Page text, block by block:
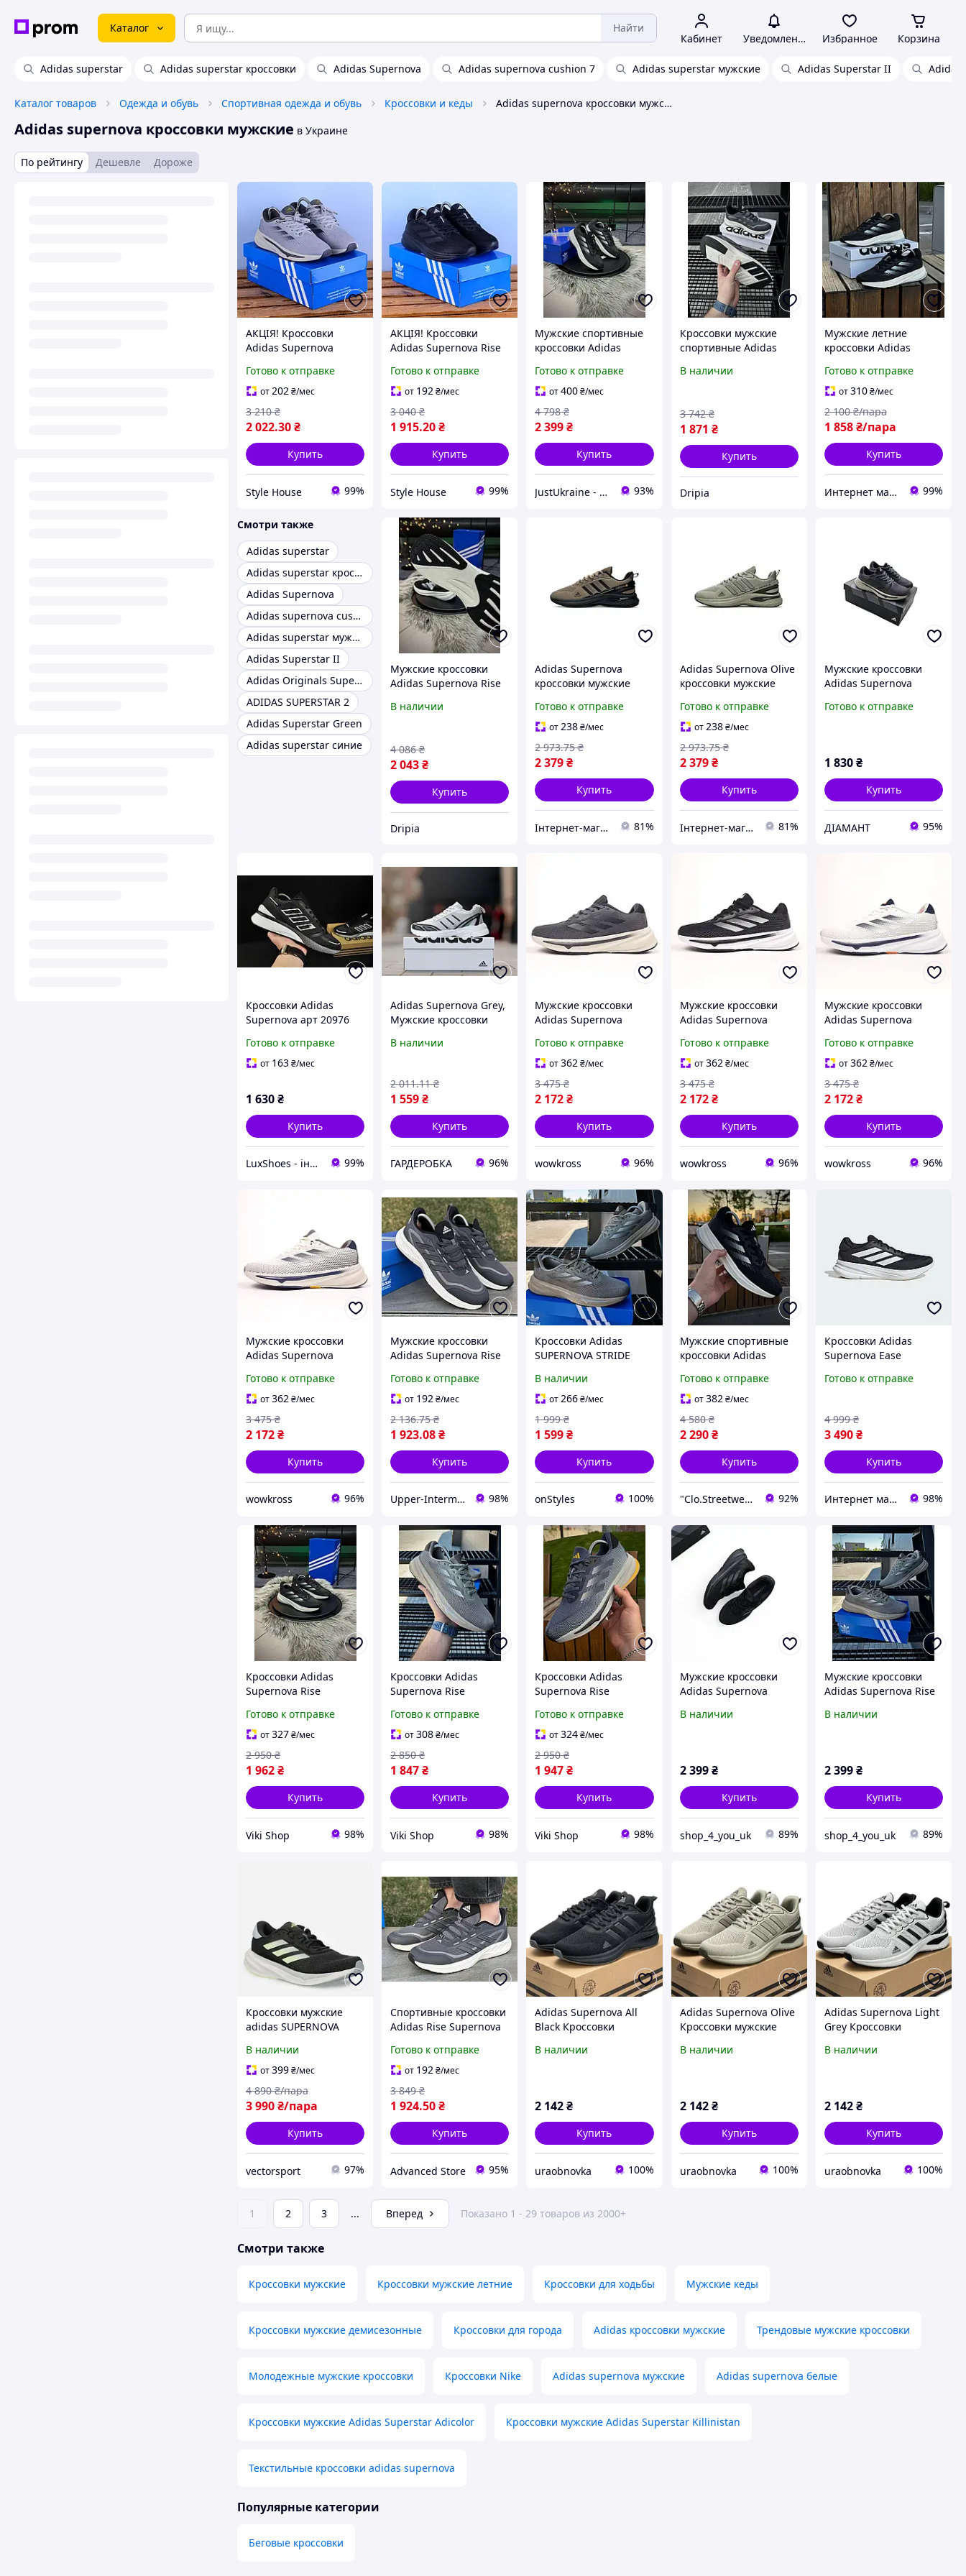
Каталог Найти
Кабинет Уведомления Избранное Корзина
Adidas superstar Adidas superstar кроссовки Adidas Supernova Adidas supernova cushion 7 Adidas superstar мужские Adidas Superstar II Adidas
Каталог товаров Одежда и обувь Спортивная одежда и обувь Кроссовки и кеды Adidas supernova кроссовки мужские
Adidas supernova кроссовки мужские в Украине
По рейтингу Дешевле Дороже
АКЦІЯ! Кроссовки
Adidas Supernova
41(26.5 см)
Готово к отправке
от202₴/мес
2 022.30₴
3 210 ₴
Купить
Style House 99%
АКЦІЯ! Кроссовки
Adidas Supernova Rise
Готово к отправке
от 192₴/мес
1 915.20₴
3 040 ₴
Купить
Style House 99%
Мужские спортивные
кроссовки Adidas
мужские кроссовки для
занятия спортом,
кроссовки для
тренировок
Готово к отправке
от400₴/мес
2 399₴
4 798 ₴
Купить
JustUkraine - интернет магазин мужской и женской обуви 93%
Кроссовки мужские
спортивные Adidas
легкие для тренировок
В наличии
1 871 ₴
3 742 ₴
Купить
Dripia
Мужские летние
кроссовки Adidas
Адидас Супернова
черно-белые сетка
текстиль дышащие
легкие лето
Готово к отправке
от310₴/мес
1 858₴/пара
2 100 ₴/пара
Купить
Интернет магазин одежды и обуви " Rare " 99%
Смотри также
Adidas superstar
Adidas superstar кроссовки
Adidas Supernova
Adidas supernova cushion 7
Adidas superstar мужские
Adidas Superstar II
Adidas Originals Superstar
ADIDAS SUPERSTAR 2
Adidas Superstar Green
Adidas superstar синие
Мужские кроссовки
Adidas Supernova Rise
обувь для бега
В наличии
2 043₴
4 086 ₴
Купить
Dripia
Adidas Supernova
кроссовки мужские
сетка размер 41 для
активного отдыха
Вьетнам
Готово к отправке
от238₴/мес
2 379₴
2 973.75 ₴
Купить
Інтернет-магазин Already Better 81%
Adidas Supernova Olive
кроссовки мужские
материал сетка размер
41 для бега в любое
время года
Готово к отправке
от238 ₴/мес
2 379 ₴
2 973.75 ₴
Купить
Інтернет-магазин Already Better 81%
Мужские кроссовки
Adidas Supernova
Готово к отправке
1 830₴
Купить
ДІАМАНТ 95%
Кроссовки Adidas
Supernova арт 20976
Готово к отправке
от 163₴/мес
1 630₴
Купить
LuxShoes - інтернет-магазин 99%
Adidas Supernova Grey,
Мужские кроссовки
кроссовки Мужские
Женская модная
пижама,
В наличии
1 559₴
2 011.11 ₴
Купить
ГАРДЕРОБКА 96%
Мужские кроссовки
Adidas Supernova
Готово к отправке
от362 ₴/мес
2 172₴
3 475 ₴
Купить
wowkross 96%
Мужские кроссовки
Adidas Supernova
41
Готово к отправке
от362 ₴/мес
2 172 ₴
3 475 ₴
Купить
wowkross 96%
Мужские кроссовки
Adidas Supernova
оранжевый 41
Готово к отправке
от362 ₴/мес
2 172₴
3 475 ₴
Купить
wowkross 96%
Мужские кроссовки
Adidas Supernova
42
Готово к отправке
от362₴/мес
2 172₴
3 475 ₴
Купить
wowkross 96%
Мужские кроссовки
Adidas Supernova Rise
подошвой, легкие
текстильные для бега и
ежедневной носки
Готово к отправке
от 192₴/мес
1 923.08₴
2 136.75 ₴
Купить
Upper-Intermediate Store 98%
Кроссовки Adidas
SUPERNOVA STRIDE
Коричневый (A3122-7
brown (41 (26,5 см))
В наличии
от266₴/мес
1 599₴
1 999 ₴
Купить
onStyles 100%
Мужские спортивные
кроссовки Adidas
беговые кроссовки,
мужские кроссовки для
спорта
Готово к отправке
от382 ₴/мес
2 290 ₴
4 580 ₴
Купить
"Clo.Streetwear" 92%
Кроссовки Adidas
Supernova Ease
мужские (Оригинал)
Готово к отправке
3 490₴
4 999 ₴
Купить
Интернет магазин спортивной обуви Shoes-Factory 98%
Кроссовки Adidas
Supernova Rise
материал
Комбинированный
сетчатый Черные с
белой подошвой
Спортивные Легкие
Весенние
Готово к отправке
от327₴/мес
1 962₴
2 950 ₴
Купить
Viki Shop 98%
Кроссовки Adidas
Supernova Rise
материал
Комбинированный
сетчатый Серые
Легкие Лето
Готово к отправке
от308₴/мес
1 847₴
2 850 ₴
Купить
Viki Shop 98%
Кроссовки Adidas
Supernova Rise
материал
Комбинированный
сетчатый Серые
Летние
Готово к отправке
от324₴/мес
1 947₴
2 950 ₴
Купить
Viki Shop 98%
Мужские кроссовки
Adidas Supernova
В наличии
2 399 ₴
Купить
shop_4_you_uk 89%
Мужские кроссовки
Adidas Supernova Rise
В наличии
2 399₴
Купить
shop_4_you_uk 89%
Кроссовки мужские
adidas SUPERNOVA
В наличии
от399₴/мес
3 990₴/пара
4 890 ₴/пара
Купить
vectorsport 97%
Спортивные кроссовки
Adidas Rise Supernova
дышащие, с
амортизацией для
тренировок и города
Готово к отправке
от 192₴/мес
1 924.50₴
3 849 ₴
Купить
Advanced Store 95%
Adidas Supernova All
Black Кроссовки
весна лето осень
В наличии
2 142₴
Купить
uraobnovka 100%
Adidas Supernova Olive
Кроссовки мужские
осень стильные
В наличии
2 142 ₴
Купить
uraobnovka 100%
Adidas Supernova Light
Grey Кроссовки
весна лето осень
В наличии
2 142₴
Купить
uraobnovka 100%
1 2 3 ... Вперед Показано 1 - 29 товаров из 2000+
Смотри также
Кроссовки мужские Кроссовки мужские летние Кроссовки для ходьбы Мужские кеды
Кроссовки мужские демисезонные Кроссовки для города Adidas кроссовки мужские Трендовые мужские кроссовки
Молодежные мужские кроссовки Кроссовки Nike Adidas supernova мужские Adidas supernova белые
Кроссовки мужские Adidas Superstar Adicolor Кроссовки мужские Adidas Superstar Killinistan
Текстильные кроссовки adidas supernova
Популярные категории
Беговые кроссовки